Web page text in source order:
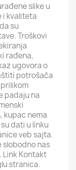
slike u
i kvaliteta
su
Troškovi
rađena,
ugovora o
potrošača
padaju na
kupac nema
dati u linku
veb sajta.
slobodno nas
Kontakt
stranica.